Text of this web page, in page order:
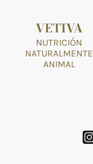
VETIVA
NUTRICIÓN
NATURALMENTE
ANIMAL